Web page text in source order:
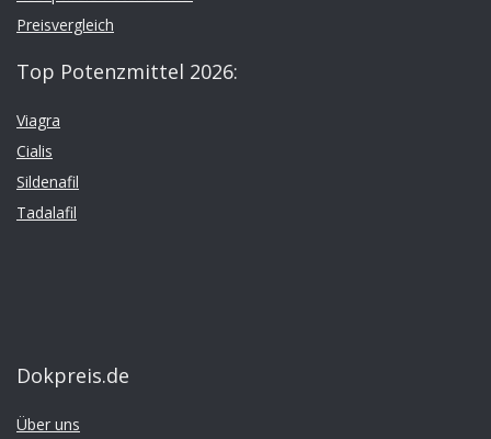
Preisvergleich
Top Potenzmittel 2026:
Viagra
Cialis
Sildenafil
Tadalafil
Dokpreis.de
Über uns